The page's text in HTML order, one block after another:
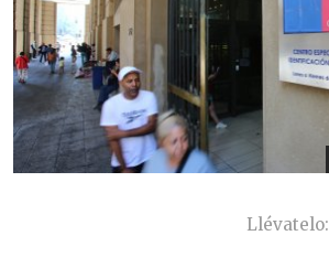
Llévatelo: